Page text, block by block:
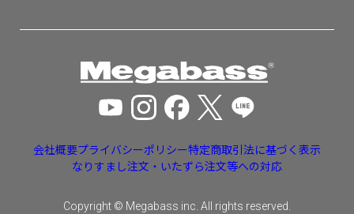
会社概要プライバシーポリシー特定商取引法に基づく表示
なりすまし注文・いたずら注文等への対応
Copyright © Megabass inc. All rights reserved.